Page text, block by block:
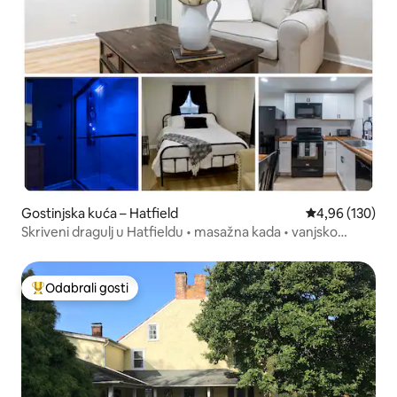
Gostinjska kuća – Hatfield Prosječna
4,96 (130)
Skriveni dragulj u Hatfieldu • masažna kada • vanjsko
Među najviše rangiranima s oznakom „Odabrali gosti”
Odabrali gosti